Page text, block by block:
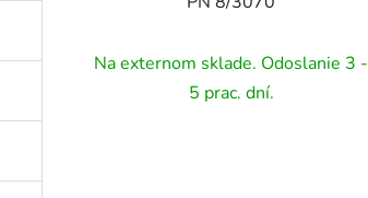
Na externom sklade. Odoslanie 3 -
5 prac. dní.